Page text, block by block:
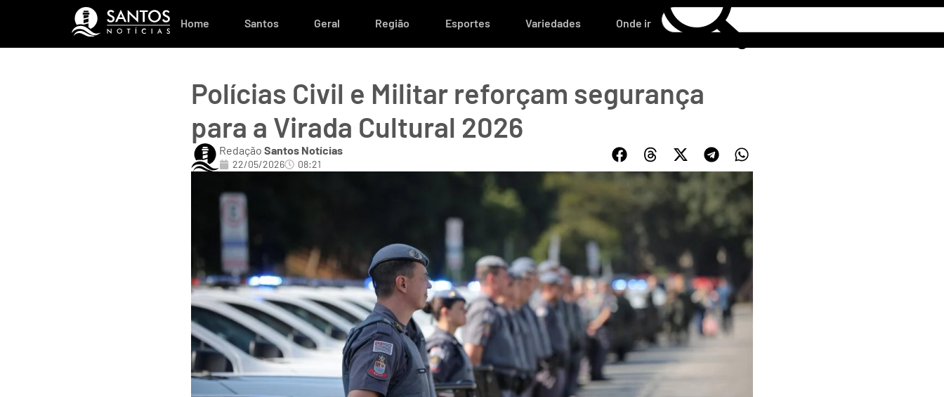
Home Santos Geral Região Esportes Variedades Onde ir
Polícias Civil e Militar reforçam segurança
para a Virada Cultural 2026
Redação Santos Notícias
22/05/2026 08:21